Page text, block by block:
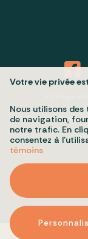
Tous droits
Votre vie privée
Nous utilisons
de navigation,
notre trafic. En
consentez à
témoins